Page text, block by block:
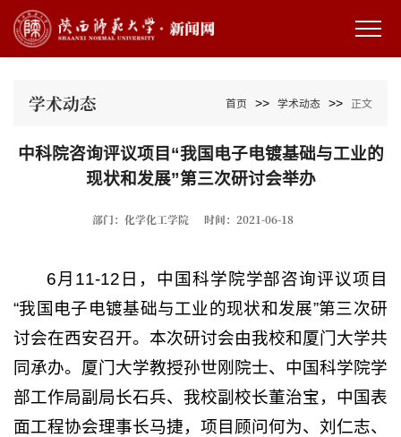
学术动态 首页 >> 学术动态 >> 正文
中科院咨询评议项目“我国电子电镀基础与工业的
现状和发展”第三次研讨会举办
部门：化学化工学院 时间：2021-06-18
6月11-12日，中国科学院学部咨询评议项目
“我国电子电镀基础与工业的现状和发展”第三次研
讨会在西安召开。本次研讨会由我校和厦门大学共
同承办。厦门大学教授孙世刚院士、中国科学院学
部工作局副局长石兵、我校副校长董治宝，中国表
面工程协会理事长马捷，项目顾问何为、刘仁志、